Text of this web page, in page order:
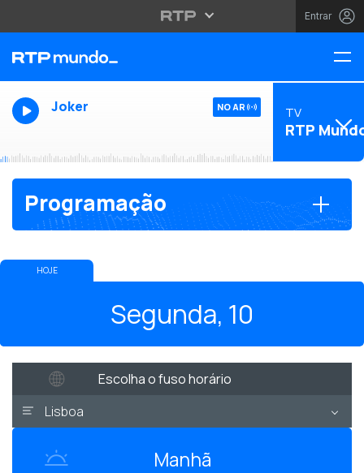
Entrar
Joker NO AR TV
RTP
Programação
Segunda, 10Segunda, 10
HOJE
Escolha o fuso horário
Lisboa
Manhã